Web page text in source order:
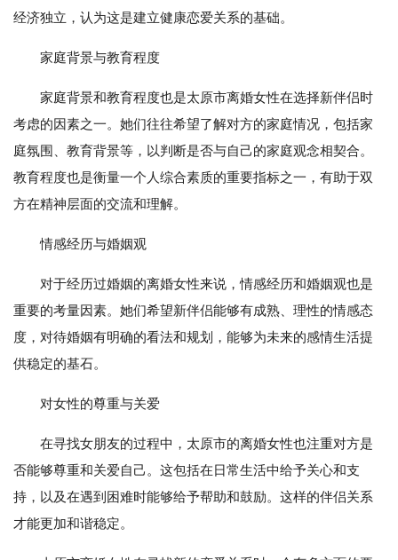
经济独立，认为这是建立健康恋爱关系的基础。
家庭背景与教育程度
家庭背景和教育程度也是太原市离婚女性在选择新伴侣时
考虑的因素之一。她们往往希望了解对方的家庭情况，包括家
庭氛围、教育背景等，以判断是否与自己的家庭观念相契合。
教育程度也是衡量一个人综合素质的重要指标之一，有助于双
方在精神层面的交流和理解。
情感经历与婚姻观
对于经历过婚姻的离婚女性来说，情感经历和婚姻观也是
重要的考量因素。她们希望新伴侣能够有成熟、理性的情感态
度，对待婚姻有明确的看法和规划，能够为未来的感情生活提
供稳定的基石。
对女性的尊重与关爱
在寻找女朋友的过程中，太原市的离婚女性也注重对方是
否能够尊重和关爱自己。这包括在日常生活中给予关心和支
持，以及在遇到困难时能够给予帮助和鼓励。这样的伴侣关系
才能更加和谐稳定。